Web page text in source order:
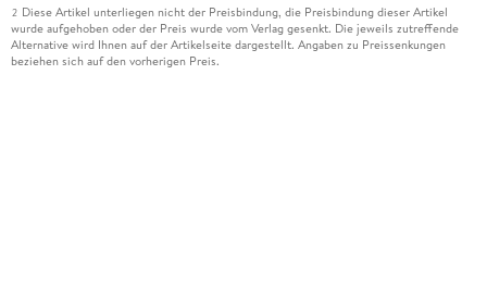
2 Diese Artikel unterliegen nicht der Preisbindung, die Preisbindung dieser Artikel
wurde aufgehoben oder der Preis wurde vom Verlag gesenkt. Die jeweils zutreffende
Alternative wird Ihnen auf der Artikelseite dargestellt. Angaben zu Preissenkungen
beziehen sich auf den vorherigen Preis.